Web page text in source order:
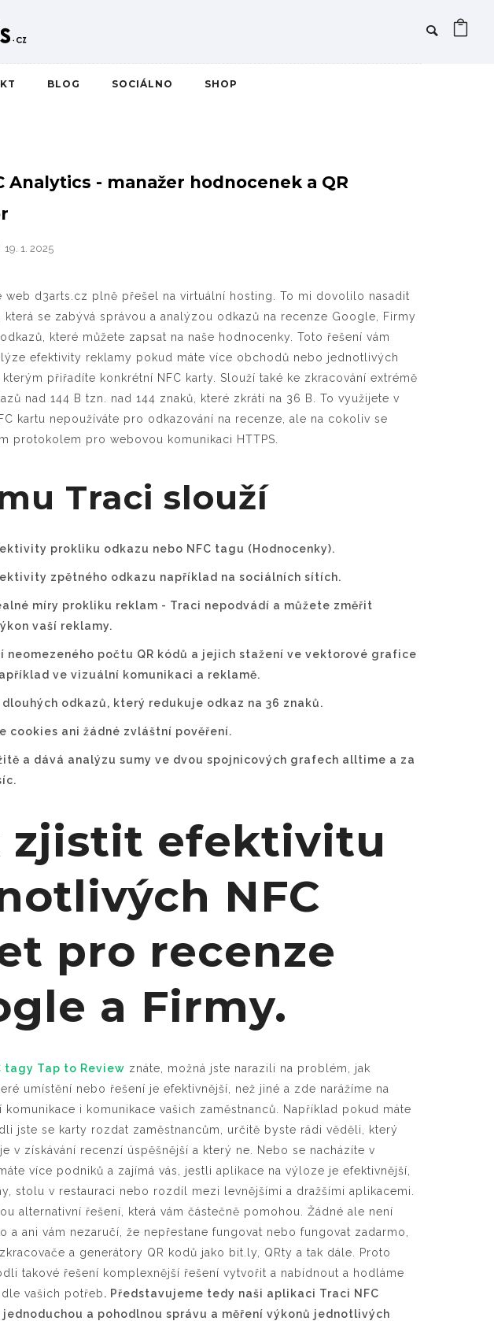
BLOG SOCIÁLNO SHOP
Analytics - manažer hodnocenek a QR
19. 1. 2025
web d3arts.cz plně přešel na virtuální hosting. To mi dovolilo nasadit
která se zabývá správou a analýzou odkazů na recenze Google, Firmy
které můžete zapsat na naše hodnocenky. Toto řešení vám
efektivity reklamy pokud máte více obchodů nebo jednotlivých
kterým přiřadíte konkrétní NFC karty. Slouží také ke zkracování extrémě
nad 144 B tzn. nad 144 znaků, které zkrátí na 36 B. To využijete v
kartu nepoužíváte pro odkazování na recenze, ale na cokoliv se
protokolem pro webovou komunikaci HTTPS.
Traci slouží
prokliku odkazu nebo NFC tagu (Hodnocenky).
zpětného odkazu například na sociálních sítích.
míry prokliku reklam - Traci nepodvádí a můžete změřit
vaší reklamy.
neomezeného počtu QR kódů a jejich stažení ve vektorové grafice
ve vizuální komunikaci a reklamě.
odkazů, který redukuje odkaz na 36 znaků.
cookies ani žádné zvláštní pověření.
a dává analýzu sumy ve dvou spojnicových grafech alltime a za
zjistit efektivitu
NFC
pro recenze
a Firmy.
tagy Tap to Review znáte, možná jste narazili na problém, jak
umístění nebo řešení je efektivnější, než jiné a zde narážíme na
komunikace i komunikace vašich zaměstnanců. Například pokud máte
jste se karty rozdat zaměstnancům, určitě byste rádi věděli, který
v získávání recenzí úspěšnější a který ne. Nebo se nacházíte v
více podniků a zajímá vás, jestli aplikace na výloze je efektivnější,
stolu v restauraci nebo rozdíl mezi levnějšími a dražšími aplikacemi.
alternativní řešení, která vám částečně pomohou. Žádné ale není
a ani vám nezaručí, že nepřestane fungovat nebo fungovat zadarmo,
a generátory QR kodů jako bit.ly, QRty a tak dále. Proto
takové řešení komplexnější řešení vytvořit a nabídnout a hodláme
vašich potřeb. Představujeme tedy naši aplikaci Traci NFC
a pohodlnou správu a měření výkonů jednotlivých